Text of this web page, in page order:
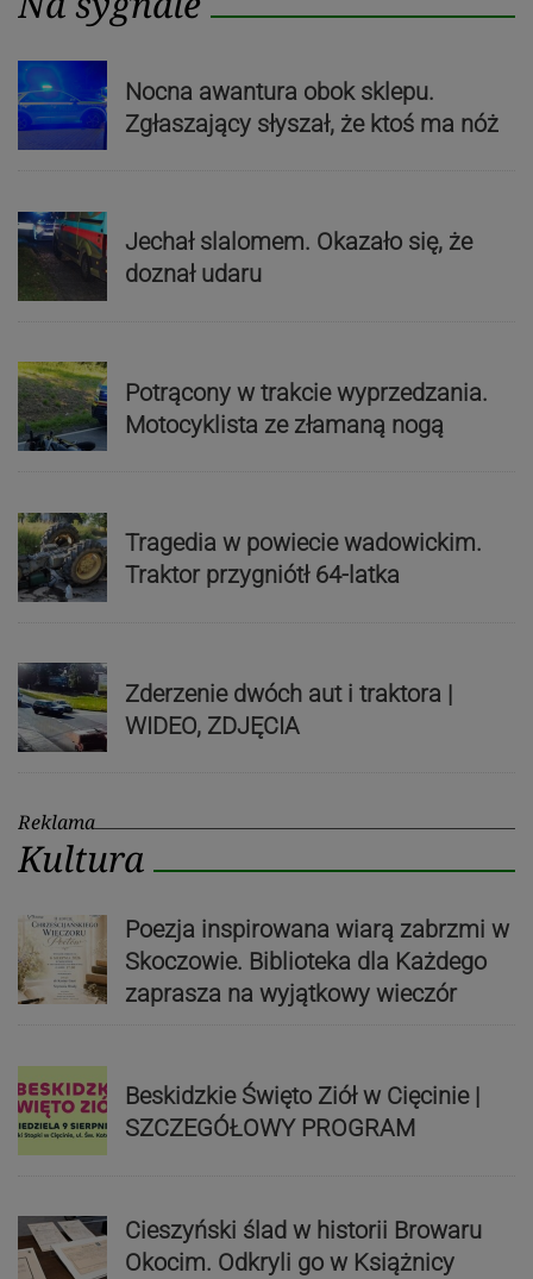
Nocna awantura obok sklepu.
Zgłaszający słyszał, że ktoś ma nóż
Jechał slalomem. Okazało się, że
doznał udaru
Potrącony w trakcie wyprzedzania.
Motocyklista ze złamaną nogą
Tragedia w powiecie wadowickim.
Traktor przygniótł 64-latka
Zderzenie dwóch aut i traktora |
WIDEO, ZDJĘCIA
Reklama
Kultura
Poezja inspirowana wiarą zabrzmi w
Skoczowie. Biblioteka dla Każdego
zaprasza na wyjątkowy wieczór
Beskidzkie Święto Ziół w Cięcinie |
SZCZEGÓŁOWY PROGRAM
Cieszyński ślad w historii Browaru
Okocim. Odkryli go w Książnicy